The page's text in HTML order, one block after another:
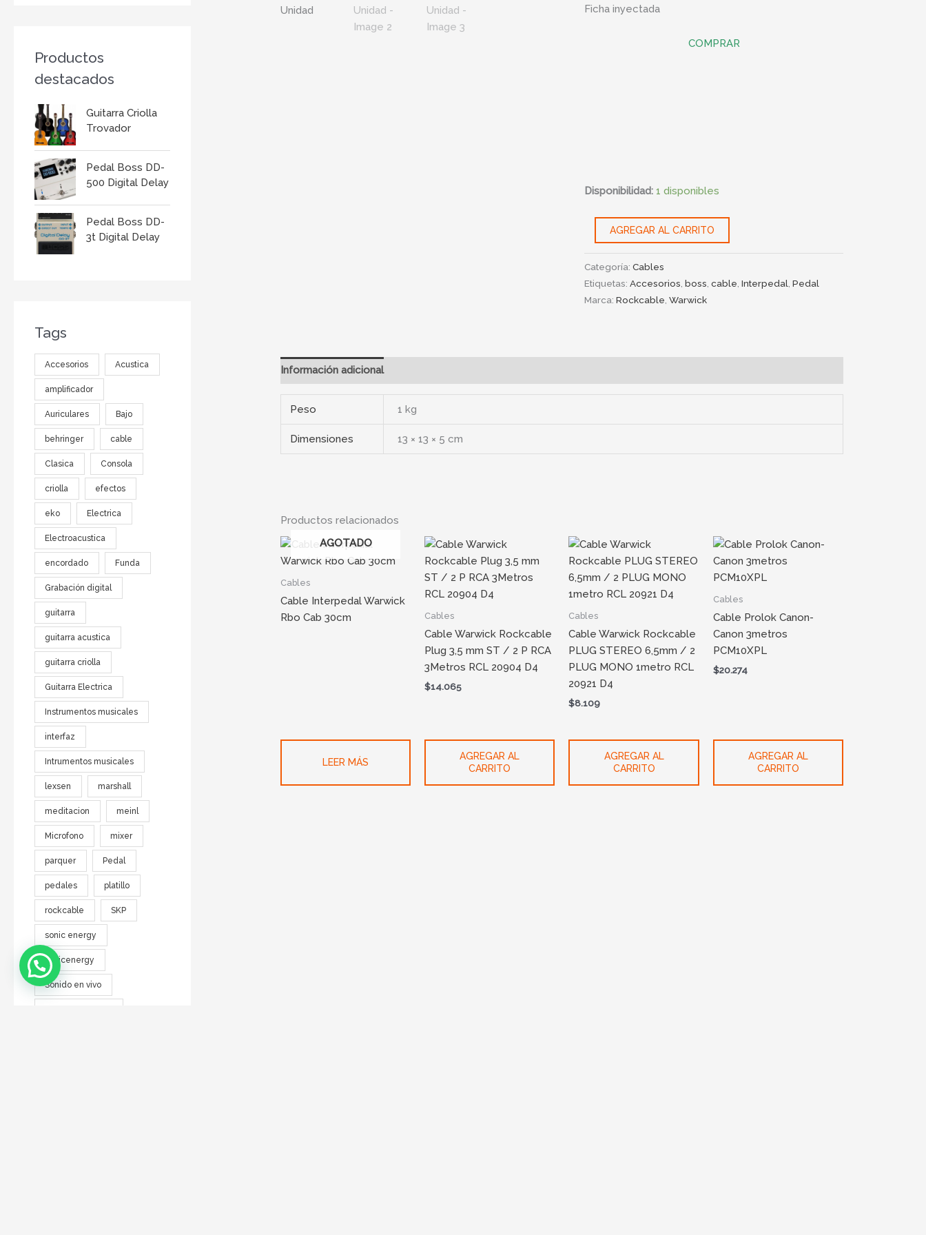
Productos
destacados
Guitarra Criolla
Trovador
Pedal Boss DD-
500 Digital Delay
Pedal Boss DD-
3t Digital Delay
Tags
Accesorios Acustica
amplificador
Auriculares Bajo
behringer cable
Clasica Consola
criolla efectos
eko Electrica
Electroacustica
encordado Funda
Grabación digital
guitarra
guitarra acustica
guitarra criolla
Guitarra Electrica
Instrumentos musicales
interfaz
Intrumentos musicales
lexsen marshall
meditacion meinl
Microfono mixer
parquer Pedal
pedales platillo
rockcable SKP
sonic energy
sonicenergy
Sonido en vivo
Ficha inyectada
COMPRAR
Disponibilidad: 1 disponibles
Unidad
AGREGAR AL CARRITO
Categoría:Cables
Etiquetas:Accesorios ,boss ,cable ,Interpedal ,Pedal
Marca:Rockcable ,Warwick
Información adicional
Peso 1 kg
Dimensiones 13 × 13 × 5 cm
Productos relacionados
AGOTADO
Cables
Cable Interpedal Warwick
Rbo Cab 30cm
LEER MÁS
Cables
Cable Warwick Rockcable
Plug 3,5 mm ST / 2 P RCA
3Metros RCL 20904 D4
$14.065
AGREGAR AL
CARRITO
Cables
Cable Warwick Rockcable
PLUG STEREO 6,5mm / 2
PLUG MONO 1metro RCL
20921 D4
$8.109
AGREGAR AL
CARRITO
Cables
Cable Prolok Canon-
Canon 3metros
PCM10XPL
$20.274
AGREGAR AL
CARRITO